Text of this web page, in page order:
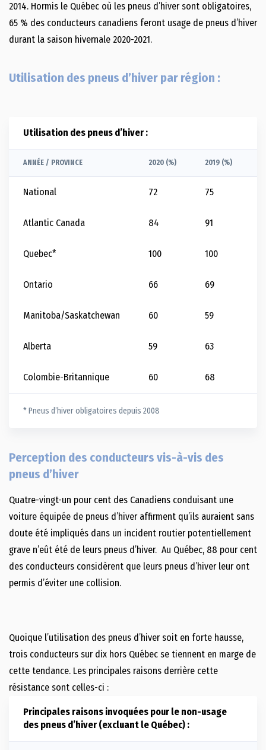
2014. Hormis le Québec où les pneus d’hiver sont obligatoires,
65 % des conducteurs canadiens feront usage de pneus d’hiver
durant la saison hivernale 2020-2021.
Utilisation des pneus d’hiver par région :
Utilisation des pneus d’hiver :
ANNÉE / PROVINCE 2020 (%) 2019 (%)
National 72 75
Atlantic Canada 84 91
Quebec* 100 100
Ontario 66 69
Manitoba/Saskatchewan 60 59
Alberta 59 63
Colombie-Britannique 60 68
* Pneus d’hiver obligatoires depuis 2008
Perception des conducteurs vis-à-vis des
pneus d’hiver
Quatre-vingt-un pour cent des Canadiens conduisant une
voiture équipée de pneus d’hiver affirment qu’ils auraient sans
doute été impliqués dans un incident routier potentiellement
grave n’eût été de leurs pneus d’hiver. Au Québec, 88 pour cent
des conducteurs considèrent que leurs pneus d’hiver leur ont
permis d’éviter une collision.
Quoique l’utilisation des pneus d’hiver soit en forte hausse,
trois conducteurs sur dix hors Québec se tiennent en marge de
cette tendance. Les principales raisons derrière cette
résistance sont celles-ci :
Principales raisons invoquées pour le non-usage
des pneus d’hiver (excluant le Québec) :